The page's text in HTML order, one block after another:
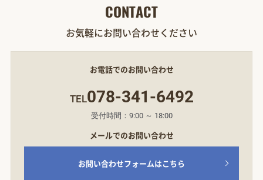
CONTACT
お気軽にお問い合わせください
お電話でのお問い合わせ
TEL078-341-6492
受付時間：9:00 ～ 18:00
メールでのお問い合わせ
お問い合わせフォームはこちら